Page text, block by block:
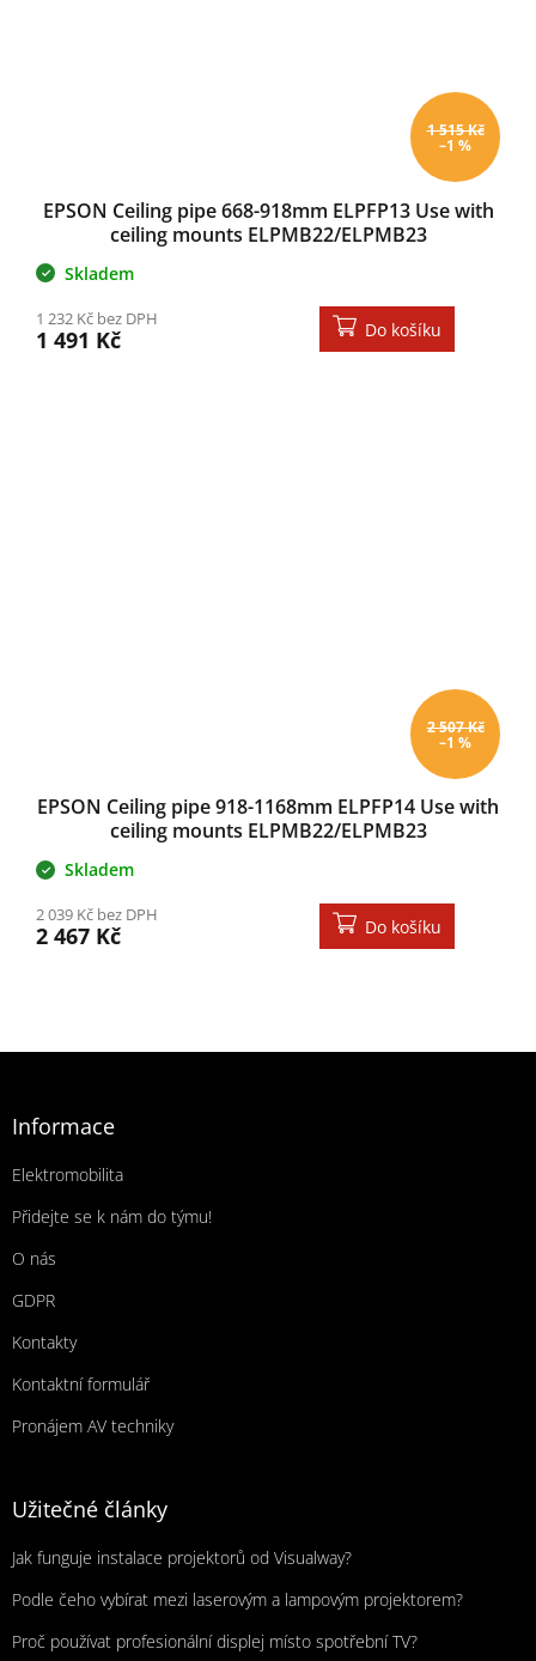
1 515 Kč
–1 %
EPSON Ceiling pipe 668-918mm ELPFP13 Use with
ceiling mounts ELPMB22/ELPMB23
Skladem
1 232 Kč bez DPH
1 491 Kč Do košíku
2 507 Kč
–1 %
EPSON Ceiling pipe 918-1168mm ELPFP14 Use with
ceiling mounts ELPMB22/ELPMB23
Skladem
2 039 Kč bez DPH
2 467 Kč Do košíku
Informace
Elektromobilita
Přidejte se k nám do týmu!
O nás
GDPR
Kontakty
Kontaktní formulář
Pronájem AV techniky
Užitečné články
Jak funguje instalace projektorů od Visualway?
Podle čeho vybírat mezi laserovým a lampovým projektorem?
Proč používat profesionální displej místo spotřební TV?